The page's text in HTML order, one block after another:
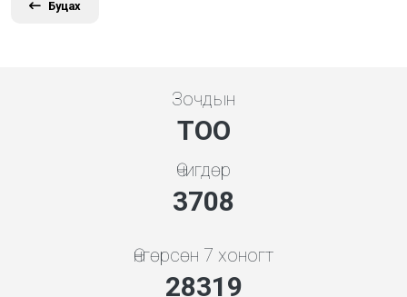
Буцах
Зочдын
ТОО
Өчигдөр
3994
Өнгөрсөн 7 хоногт
30498